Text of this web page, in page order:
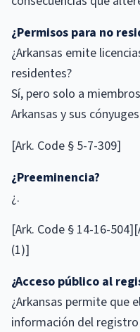
¿Permisos para no
¿Arkansas emite
residentes?
Sí, pero solo a
Arkansas y sus
[Ark. Code § 5-7-309]
¿Preeminencia?
¿.
[Ark. Code § 14-16-
(1)]
¿Acceso público al
¿Arkansas permite que
información del